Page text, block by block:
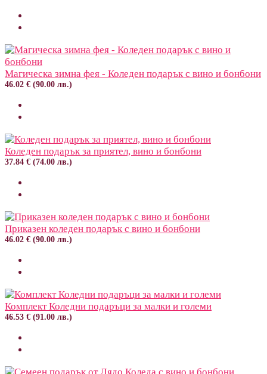
Магическа зимна фея - Коледен подарък с вино и бонбони
46.02 € (90.00 лв.)
Коледен подарък за приятел, вино и бонбони
37.84 € (74.00 лв.)
Приказен коледен подарък с вино и бонбони
46.02 € (90.00 лв.)
Комплект Коледни подаръци за малки и големи
46.53 € (91.00 лв.)